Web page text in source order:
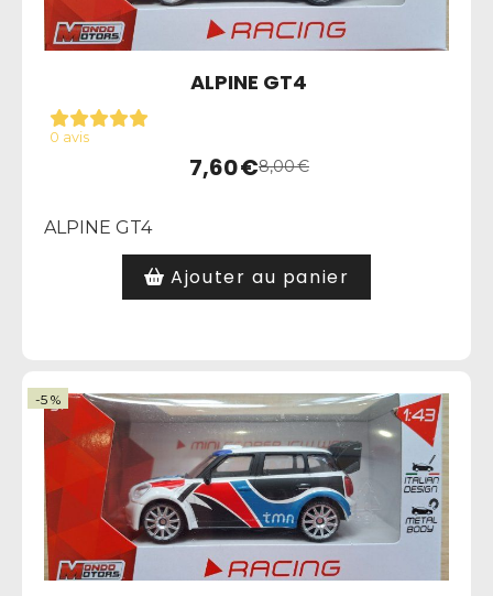
ALPINE GT4
0 avis
7,60€8,00€
ALPINE GT4
Ajouter au panier
-5 %